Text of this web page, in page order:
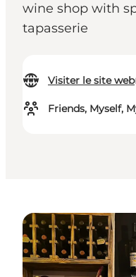
wine shop with
tapasserie
Visiter le site web
Friends, Myself,